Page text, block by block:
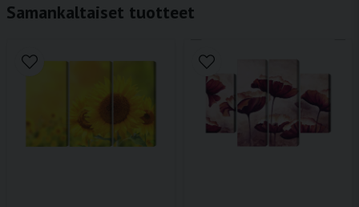
Samankaltaiset tuotteet